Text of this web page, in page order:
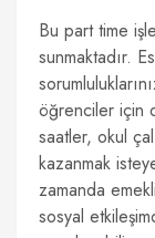
Bu part time
sunmaktadır.
öğrenciler için
saatler, okul
kazanmak
zamanda
sosyal